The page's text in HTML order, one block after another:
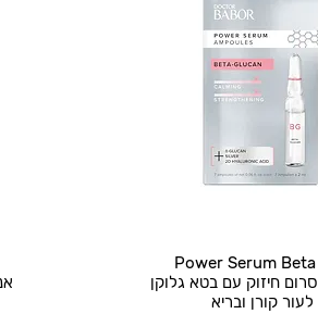
בבור Power Serum Beta
Glucan סרום חיזוק עם בטא גלוקן
לעור קורן ובריא